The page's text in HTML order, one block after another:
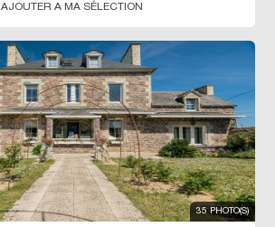
AJOUTER A MA SÉLECTION
35 PHOTO(S)